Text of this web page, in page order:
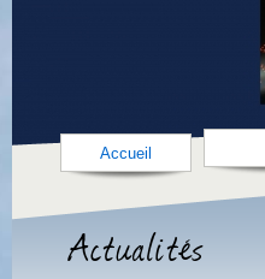
Accueil
Actualités